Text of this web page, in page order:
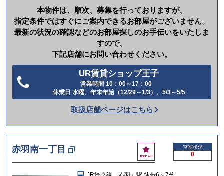
本物件は、順次、募集を行っておりますが、
指定条件ではすぐにご案内できるお部屋がございません。
最新の状況の確認などのお部屋探しのお手伝いをいたしま
すので、
下記店舗にお問い合わせください。
UR賃貸ショップ王子
営業時間 10：00～17：00
休業日 水曜、年末年始（12/29～1/3）、5/3～5/5
話
か
け
る
取扱店舗ページはこちら
赤羽南一丁目
お
気
空室状況
0